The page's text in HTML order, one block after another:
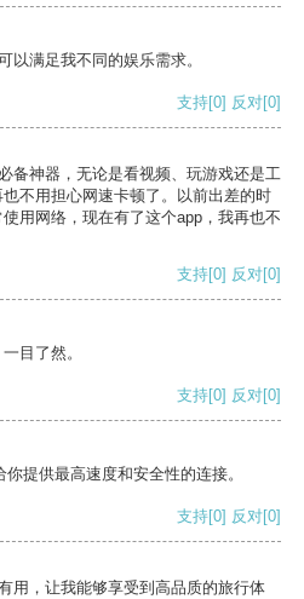
以满足我不同的娱乐需求。
支持[0] 反对[0]
备神器，无论是看视频、玩游戏还是工
不用担心网速卡顿了。以前出差的时
用网络，现在有了这个app，我再也不
支持[0] 反对[0]
目了然。
支持[0] 反对[0]
提供最高速度和安全性的连接。
支持[0] 反对[0]
用，让我能够享受到高品质的旅行体